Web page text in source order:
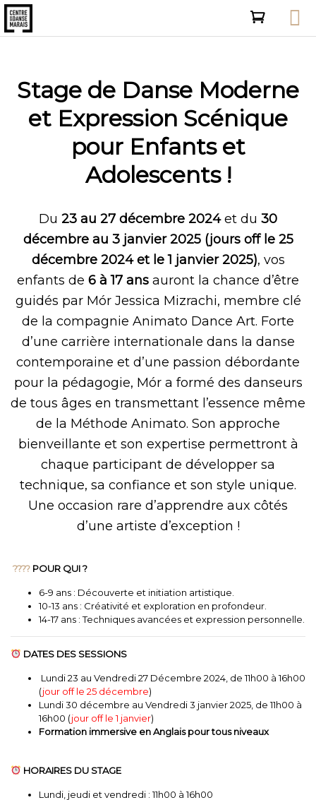
Stage de Danse Moderne
et Expression Scénique
pour Enfants et
Adolescents !
Du 23 au 27 décembre 2024et du 30
décembre au 3 janvier 2025 (jours off le 25
décembre 2024 et le 1 janvier 2025), vos
enfants de 6 à 17 ans auront la chance d’être
guidés par Mór Jessica Mizrachi, membre clé
de la compagnie Animato Dance Art. Forte
d’une carrière internationale dans la danse
contemporaine et d’une passion débordante
pour la pédagogie, Mór a formé des danseurs
de tous âges en transmettant l’essence même
de la Méthode Animato. Son approche
bienveillante et son expertise permettront à
chaque participant de développer sa
technique, sa confiance et son style unique.
Une occasion rare d’apprendre aux côtés
d’une artiste d’exception !
???? POUR QUI ?
6-9 ans : Découverte et initiation artistique.
10-13 ans : Créativité et exploration en profondeur.
14-17 ans : Techniques avancées et expression personnelle.
DATES DES SESSIONS
Lundi 23 au Vendredi 27 Décembre 2024, de 11h00 à 16h00
(jour off le 25 décembre)
Lundi 30 décembre au Vendredi 3 janvier 2025, de 11h00 à
16h00 (jour off le 1 janvier)
Formation immersive en Anglais pour tous niveaux
HORAIRES DU STAGE
Lundi, jeudi et vendredi : 11h00 à 16h00